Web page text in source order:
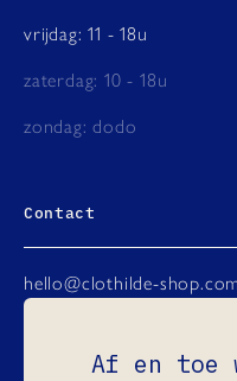
vrijdag: 11 - 18u
zaterdag: 10 - 18u
zondag: dodo
Contact
hello@clothilde-
FacebookAf en toe